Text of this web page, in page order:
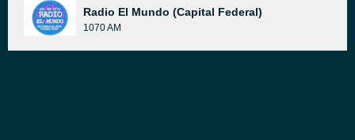
Radio El Mundo (Capital Federal)
1070 AM